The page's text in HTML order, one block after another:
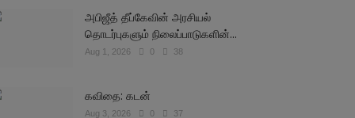
அபிஜீத் தீப்கேவின் அரசியல்
தொடர்புகளும் நிலைப்பாடுகளின்...
Aug 1, 2026 0 38
கவிதை: கடன்
Aug 3, 2026 0 37